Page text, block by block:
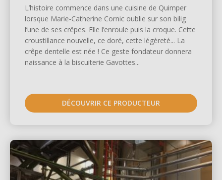
L’histoire commence dans une cuisine de Quimper
lorsque Marie-Catherine Cornic oublie sur son bilig
l’une de ses crêpes. Elle l’enroule puis la croque. Cette
croustillance nouvelle, ce doré, cette légèreté... La
crêpe dentelle est née ! Ce geste fondateur donnera
naissance à la biscuiterie Gavottes...
DÉCOUVRIR CE PRODUCTEUR